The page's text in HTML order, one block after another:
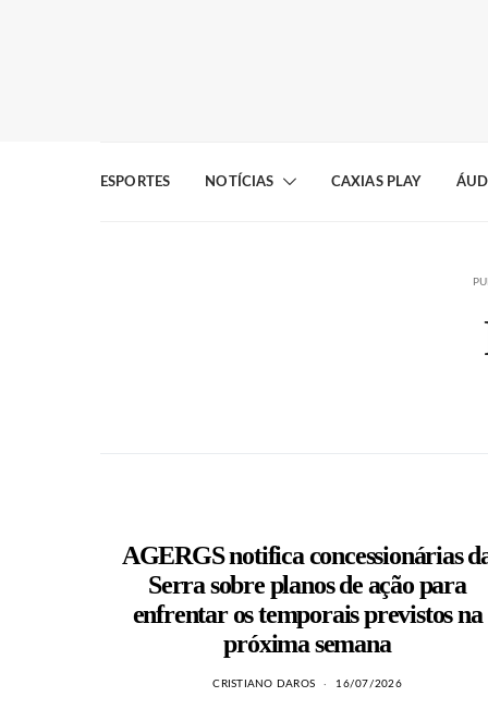
ESPORTES NOTÍCIAS CAXIAS PLAY
AGERGS notifica concessionárias
Serra sobre planos de ação para
enfrentar os temporais previstos na
próxima semana
CRISTIANO DAROS 16/07/2026